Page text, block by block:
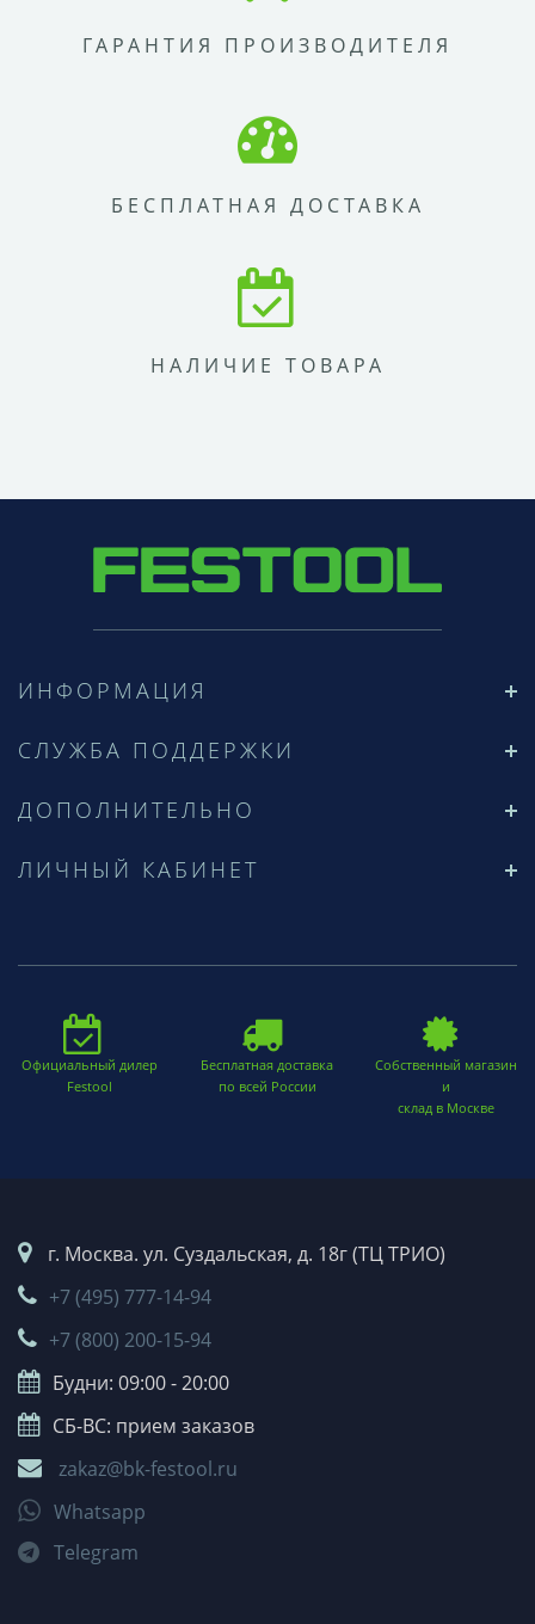
ГАРАНТИЯ ПРОИЗВОДИТЕЛЯ
БЕСПЛАТНАЯ ДОСТАВКА
НАЛИЧИЕ ТОВАРА
ИНФОРМАЦИЯ
СЛУЖБА ПОДДЕРЖКИ
ДОПОЛНИТЕЛЬНО
ЛИЧНЫЙ КАБИНЕТ
Официальный дилер
Festool
Бесплатная доставка
по всей России
Собственный магазин
и
склад в Москве
г. Москва. ул. Суздальская, д. 18г (ТЦ ТРИО)
+7 (495) 777-14-94
+7 (800) 200-15-94
Будни: 09:00 - 20:00
СБ-ВС: прием заказов
zakaz@bk-festool.ru
Whatsapp
Telegram